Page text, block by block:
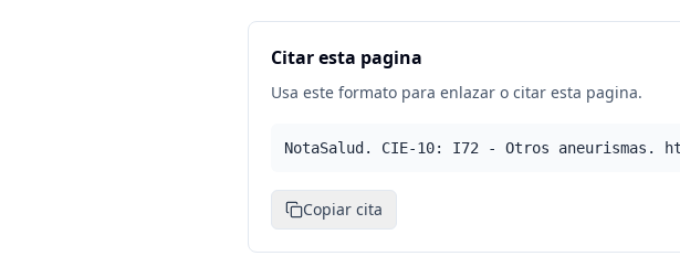
Citar esta pagina
Usa este formato para enlazar o citar esta pagina.
NotaSalud. CIE-10: I72 - Otros aneurismas.
Copiar cita